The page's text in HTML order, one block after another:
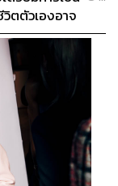
ตตัวเองอาจ